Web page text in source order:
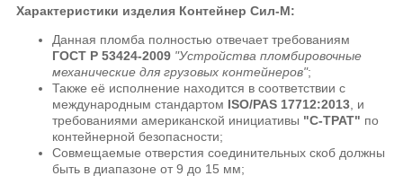
Характеристики изделия Контейнер Сил-М:
Данная пломба полностью отвечает требованиям
ГОСТ Р 53424-2009 "Устройства пломбировочные
механические для грузовых контейнеров";
Также её исполнение находится в соответствии с
международным стандартом ISO/PAS 17712:2013 , и
требованиями американской инициативы "C-TPAT" по
контейнерной безопасности;
Совмещаемые отверстия соединительных скоб должны
быть в диапазоне от 9 до 15 мм;